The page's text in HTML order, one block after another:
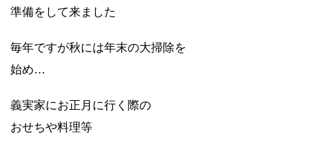
準備をして来ました
毎年ですが秋には年末の大掃除を
始め…
義実家にお正月に行く際の
おせちや料理等